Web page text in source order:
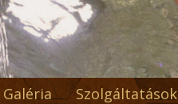
Galéria Szolgáltatások